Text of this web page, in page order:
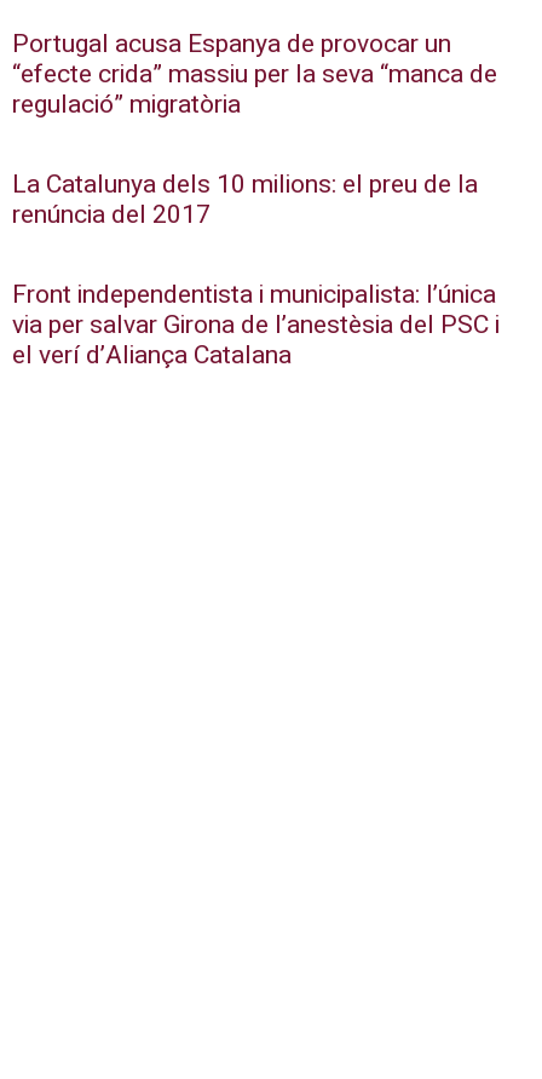
Portugal acusa Espanya de provocar un
“efecte crida” massiu per la seva “manca de
regulació” migratòria
La Catalunya dels 10 milions: el preu de la
renúncia del 2017
Front independentista i municipalista: l’única
via per salvar Girona de l’anestèsia del PSC i
el verí d’Aliança Catalana